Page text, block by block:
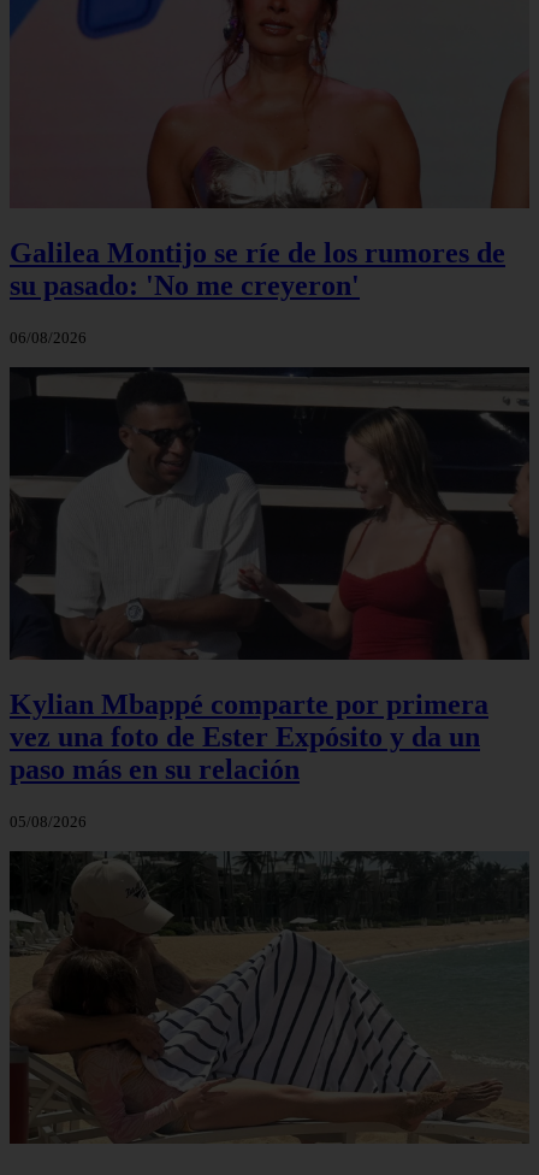
Galilea Montijo se ríe de los rumores de
su pasado: 'No me creyeron'
06/08/2026
Kylian Mbappé comparte por primera
vez una foto de Ester Expósito y da un
paso más en su relación
05/08/2026